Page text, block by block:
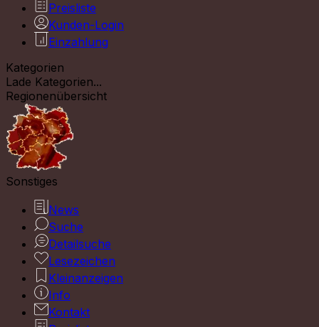
Preisliste
Kunden-Login
Einzahlung
Kategorien
Lade Kategorien...
Regionenübersicht
Sonstiges
News
Suche
Detailsuche
Lesezeichen
Kleinanzeigen
Info
Kontakt